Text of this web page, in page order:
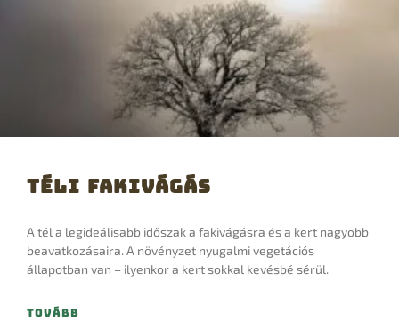
Téli fakivágás
A tél a legideálisabb időszak a fakivágásra és a kert nagyobb
beavatkozásaira. A növényzet nyugalmi vegetációs
állapotban van – ilyenkor a kert sokkal kevésbé sérül.
TOVÁBB